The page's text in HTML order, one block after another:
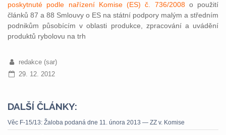
poskytnuté podle nařízení Komise (ES) č. 736/2008 o použití
článků 87 a 88 Smlouvy o ES na státní podpory malým a středním
podnikům působícím v oblasti produkce, zpracování a uvádění
produktů rybolovu na trh
redakce (sar)
29. 12. 2012
DALŠÍ ČLÁNKY:
Věc F-15/13: Žaloba podaná dne 11. února 2013 — ZZ v. Komise